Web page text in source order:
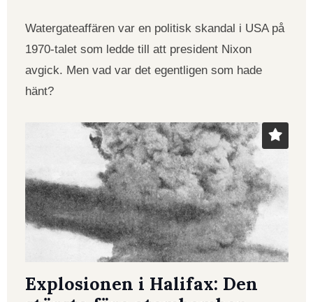
Watergateaffären var en politisk skandal i USA på
1970-talet som ledde till att president Nixon
avgick. Men vad var det egentligen som hade
hänt?
Explosionen i Halifax: Den